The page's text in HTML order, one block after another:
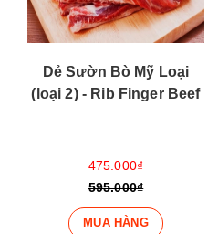
Dẻ Sườn Bò Mỹ Loại
(loại 2) - Rib Finger Beef
475.000₫
595.000₫
MUA HÀNG